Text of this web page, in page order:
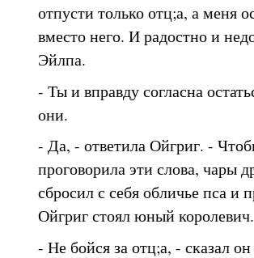
отпусти только отц;а, а меня
вместо него. И радостно и
Эйлпа.
- Ты и вправду согласна
они.
- Да, - ответила Ойгриг. -
проговорила эти слова, чары
сбросил с себя обличье пса
Ойгриг стоял юный королевич.
- Не бойся за отц;а, - сказал